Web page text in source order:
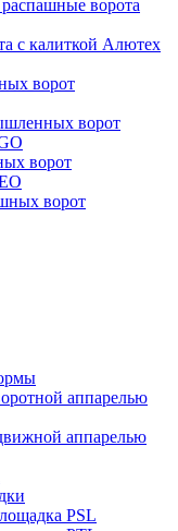
ворота
с калиткой Алютех
ворот
ворот
ворот
ворот
аппарелью
аппарелью
PSL